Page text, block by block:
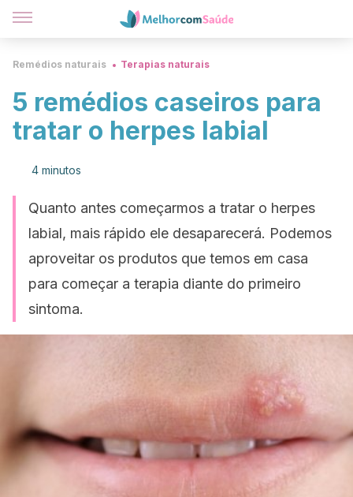
Remédios naturais Terapias naturais
5 remédios caseiros para
tratar o herpes labial
4 minutos
Quanto antes começarmos a tratar o herpes
labial, mais rápido ele desaparecerá. Podemos
aproveitar os produtos que temos em casa
para começar a terapia diante do primeiro
sintoma.